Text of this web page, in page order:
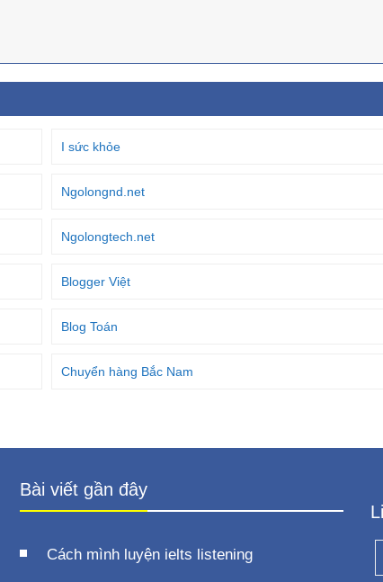
I sức khỏe
Ngolongnd.net
Ngolongtech.net
Blogger Việt
Blog Toán
Chuyển hàng Bắc Nam
Bài viết gần đây
Cách mình luyện ielts listening